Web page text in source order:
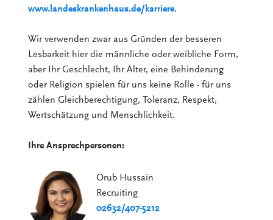
www.landeskrankenhaus.de/karriere.
Wir verwenden zwar aus Gründen der besseren
Lesbarkeit hier die männliche oder weibliche Form,
aber Ihr Geschlecht, Ihr Alter, eine Behinderung
oder Religion spielen für uns keine Rolle - für uns
zählen Gleichberechtigung, Toleranz, Respekt,
Wertschätzung und Menschlichkeit.
Ihre Ansprechpersonen:
Orub Hussain
Recruiting
02632/407-5212